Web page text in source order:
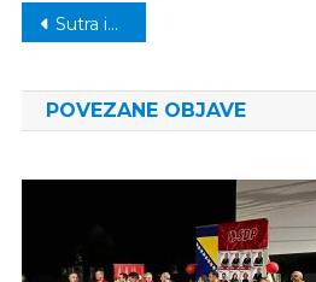
Navigacija
Sutra izmjena režima saobraćaja u centru grada
POVEZANE OBJAVE